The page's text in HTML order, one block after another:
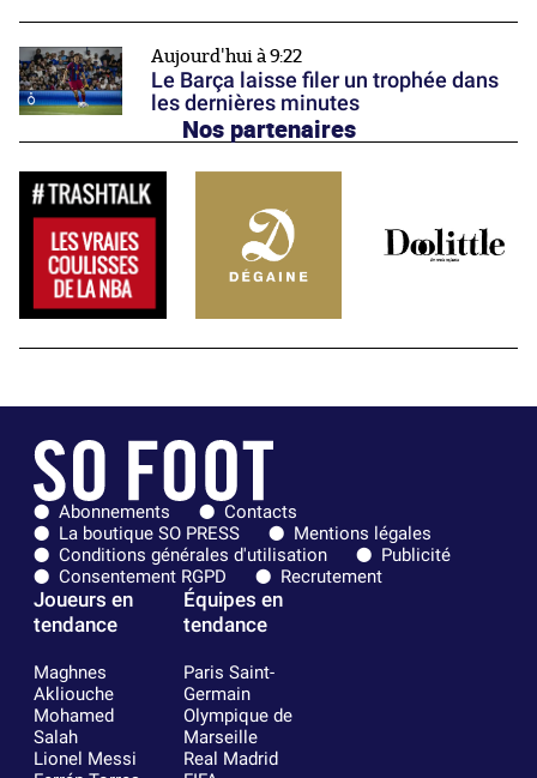
Aujourd'hui à 9:22
Le Barça laisse filer un trophée dans
les dernières minutes
Nos partenaires
Abonnements
Contacts
La boutique SO PRESS
Mentions légales
Conditions générales d'utilisation
Publicité
Consentement RGPD
Recrutement
Joueurs en
tendance
Maghnes
Akliouche
Mohamed
Salah
Lionel Messi
Équipes en
tendance
Paris Saint-
Germain
Olympique de
Marseille
Real Madrid